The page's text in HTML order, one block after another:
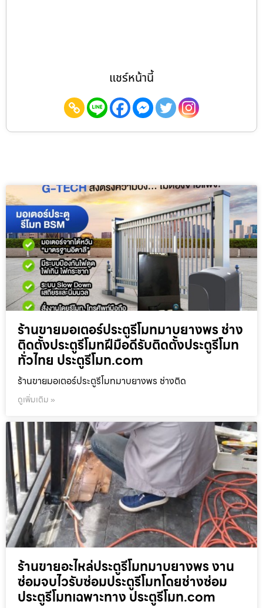
แชร์หน้านี้
ร้านขายมอเตอร์ประตูรีโมทมาบยางพร ช่าง
ติดตั้งประตูรีโมทฝีมือดีรับติดตั้งประตูรีโมท
ทั่วไทย ประตูรีโมท.com
ร้านขายมอเตอร์ประตูรีโมทมาบยางพร ช่างติด
ดูเพิ่มเติม »
ร้านขายอะไหล่ประตูรีโมทมาบยางพร งาน
ซ่อมจบไวรับซ่อมประตูรีโมทโดยช่างซ่อม
ประตูรีโมทเฉพาะทาง ประตูรีโมท.com